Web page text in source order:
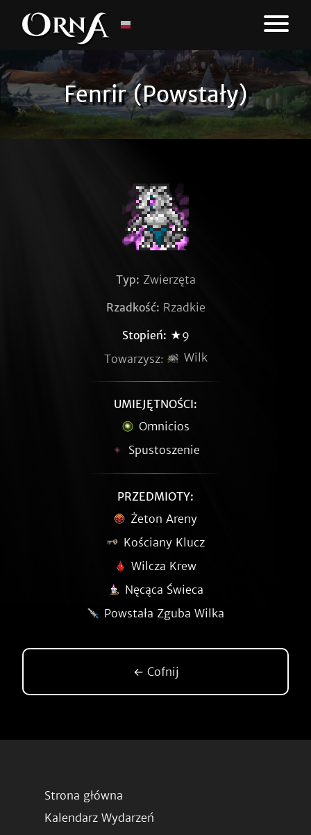
Fenrir (Powstały)
Typ: Zwierzęta
Rzadkość: Rzadkie
Stopień: ★9
Towarzysz:
Wilk
UMIEJĘTNOŚCI:
Omnicios
Spustoszenie
PRZEDMIOTY:
Żeton Areny
Kościany Klucz
Wilcza Krew
Nęcąca Świeca
Powstała Zguba Wilka
← Cofnij
Strona główna
Kalendarz Wydarzeń